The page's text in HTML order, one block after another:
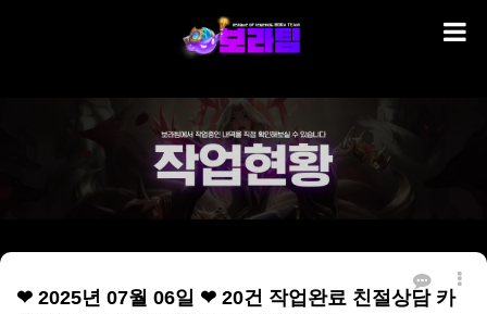
❤ 2025년 07월 06일 ❤ 20건 작업완료 친절상담 카